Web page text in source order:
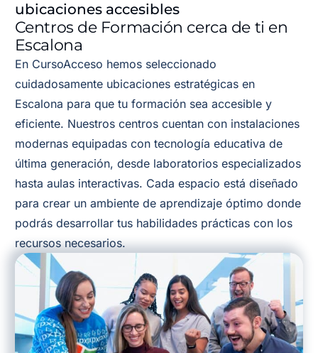
ubicaciones accesibles
Centros de Formación cerca de ti en
Escalona
En CursoAcceso hemos seleccionado
cuidadosamente ubicaciones estratégicas en
Escalona para que tu formación sea accesible y
eficiente. Nuestros centros cuentan con instalaciones
modernas equipadas con tecnología educativa de
última generación, desde laboratorios especializados
hasta aulas interactivas. Cada espacio está diseñado
para crear un ambiente de aprendizaje óptimo donde
podrás desarrollar tus habilidades prácticas con los
recursos necesarios.